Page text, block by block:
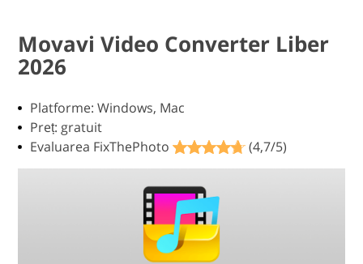
Movavi Video Converter Liber
2026
Platforme: Windows, Mac
Preț: gratuit
Evaluarea FixThePhoto
(4,7/5)